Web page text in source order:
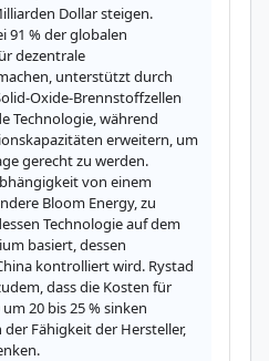
Dollar steigen.
91 % der globalen
dezentrale
unterstützt durch
Oxide-Brennstoffzellen
Technologie, während
erweitern, um
gerecht zu werden.
von einem
Bloom Energy, zu
Technologie auf dem
basiert, dessen
kontrolliert wird. Rystad
dass die Kosten für
20 bis 25 % sinken
Fähigkeit der Hersteller,